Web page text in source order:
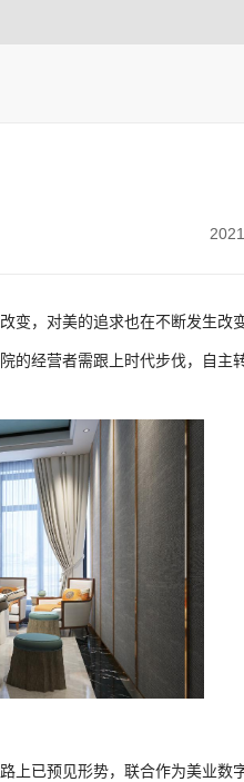
变，对美的追求也在不断发生
的经营者需跟上时代步伐，自主
上已预见形势，联合作为美业